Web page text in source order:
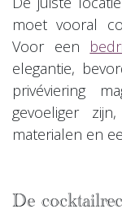
moet vooral
Voor een​
elegantie,
privéviering
gevoeliger
materialen en
De